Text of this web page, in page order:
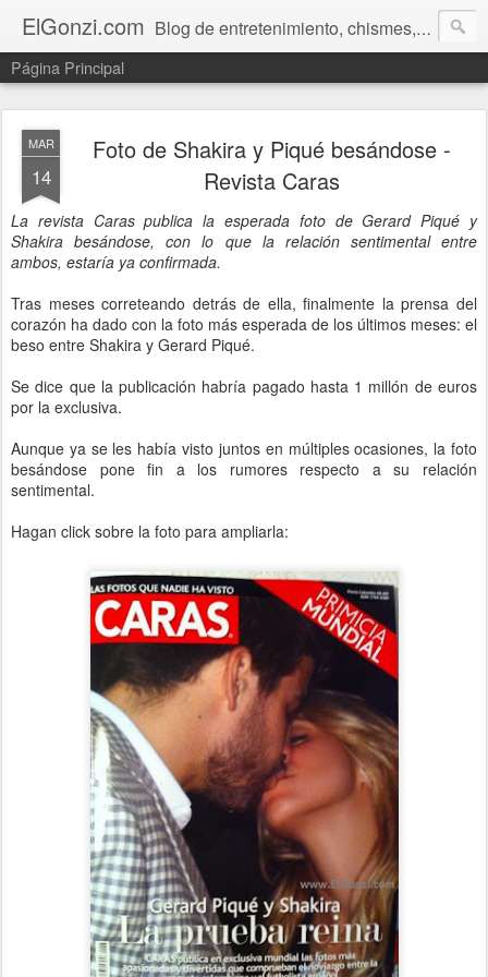
ElGonzi.com Blog de entretenimiento, chismes, humor, farándula, curiosidades, ovnis, noticias calientes, fotos, videos, paranormal y ¡más!
Página Principal
MAR
14
Foto de Shakira y Piqué besándose -
Revista Caras
La revista Caras publica la esperada foto de Gerard Piqué y
Shakira besándose, con lo que la relación sentimental entre
ambos, estaría ya confirmada.
Tras meses correteando detrás de ella, finalmente la prensa del
corazón ha dado con la foto más esperada de los últimos meses: el
beso entre Shakira y Gerard Piqué.
Se dice que la publicación habría pagado hasta 1 millón de euros
por la exclusiva.
Aunque ya se les había visto juntos en múltiples ocasiones, la foto
besándose pone fin a los rumores respecto a su relación
sentimental.
Hagan click sobre la foto para ampliarla: